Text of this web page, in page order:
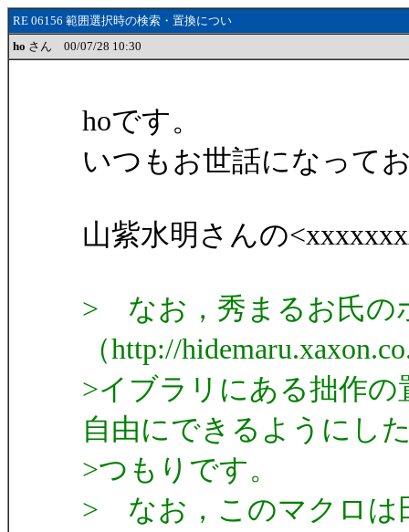
RE 06156 範囲選択時の検索・置換につい
ho さん 00/07/28 10:30
hoです。
いつもお世話になって
山紫水明さんの
> なお，秀まるお氏の
（http://
>イブラリにある拙作
自由にできるようにし
>つもりです。
> なお，このマクロは